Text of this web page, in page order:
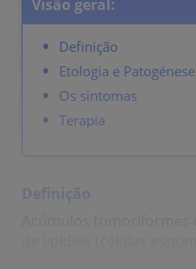
Visão geral:
Definição
Etologia e Patogénese
Os sintomas
Terapia
Definição